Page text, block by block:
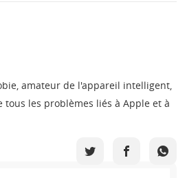
amateur de l'appareil intelligent,
les problèmes liés à Apple et à